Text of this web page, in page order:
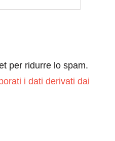
per ridurre lo spam.
i dati derivati dai